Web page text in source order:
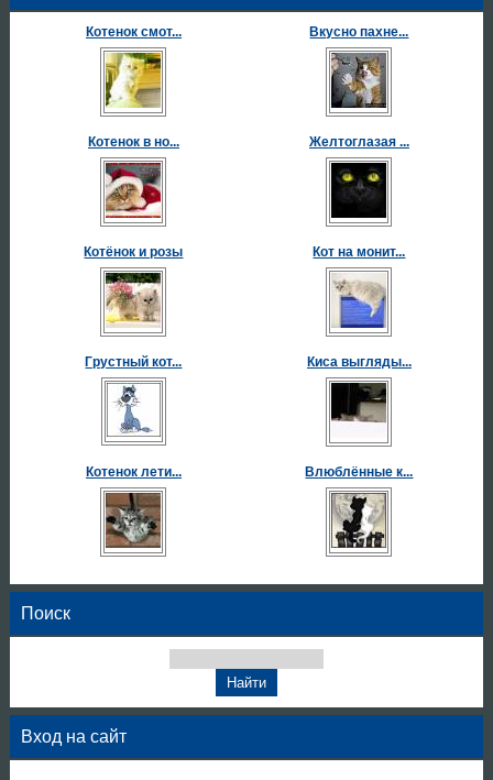
Котенок смот... Вкусно пахне...
Котенок в но... Желтоглазая ...
Котёнок и розы Кот на монит...
Грустный кот... Киса выгляды...
Котенок лети... Влюблённые к...
Поиск
Вход на сайт